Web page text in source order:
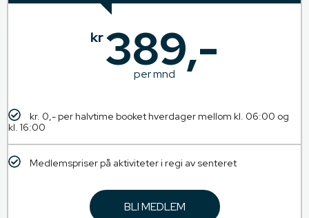
kr389,-
per mnd
kr. 0,- per halvtime booket hverdager mellom kl. 06:00 og
kl. 16:00
Medlemspriser på aktiviteter i regi av senteret
BLI MEDLEM